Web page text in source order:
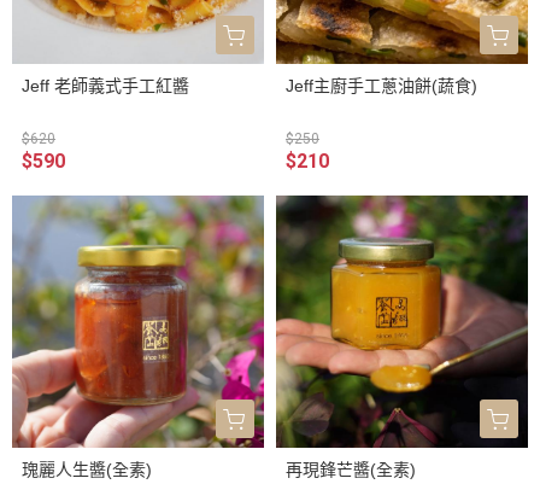
Jeff 老師義式手工紅醬
$620
$590
Jeff主廚手工蔥油餅(蔬食)
$250
$210
瑰麗人生醬(全素) 再現鋒芒醬(全素)